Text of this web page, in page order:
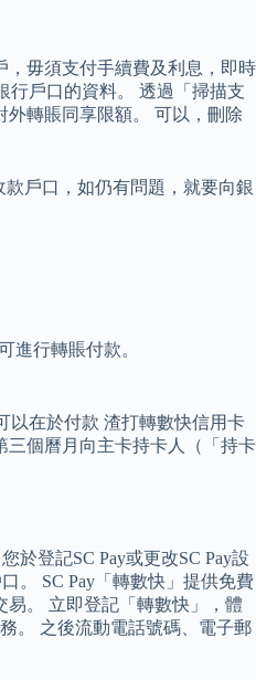
，毋須支付手續費及利息，即時
行戶口的資料。 透過「掃描支
外轉賬同享限額。 可以，刪除
戶口，如仍有問題，就要向銀
進行轉賬付款。
以在於付款 渣打轉數快信用卡
三個曆月向主卡持卡人（「持卡
於登記SC Pay或更改SC Pay設
。 SC Pay「轉數快」提供免費
。 立即登記「轉數快」，體
。 之後流動電話號碼、電子郵